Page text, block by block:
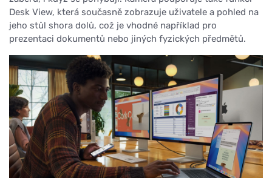
Desk View, která současně zobrazuje uživatele a pohled na
jeho stůl shora dolů, což je vhodné například pro
prezentaci dokumentů nebo jiných fyzických předmětů.